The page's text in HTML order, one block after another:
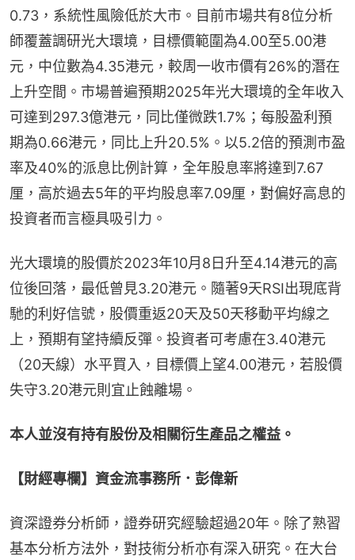
0.73，系統性風險低於大市。目前市場共有8位分析
師覆蓋調研光大環境，目標價範圍為4.00至5.00港
元，中位數為4.35港元，較周一收市價有26%的潛在
上升空間。市場普遍預期2025年光大環境的全年收入
可達到297.3億港元，同比僅微跌1.7%；每股盈利預
期為0.66港元，同比上升20.5%。以5.2倍的預測市盈
率及40%的派息比例計算，全年股息率將達到7.67
厘，高於過去5年的平均股息率7.09厘，對偏好高息的
投資者而言極具吸引力。
光大環境的股價於2023年10月8日升至4.14港元的高
位後回落，最低曾見3.20港元。隨著9天RSI出現底背
馳的利好信號，股價重返20天及50天移動平均線之
上，預期有望持續反彈。投資者可考慮在3.40港元
（20天線）水平買入，目標價上望4.00港元，若股價
失守3.20港元則宜止蝕離場。
本人並沒有持有股份及相關衍生產品之權益。
【財經專欄】資金流事務所．彭偉新
資深證券分析師，證券研究經驗超過20年。除了熟習
基本分析方法外，對技術分析亦有深入研究。在大台